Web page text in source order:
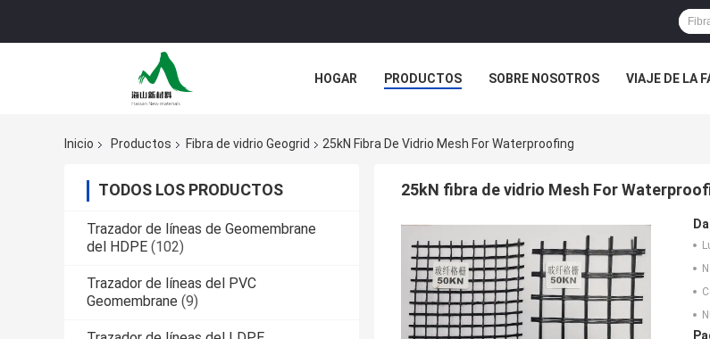
HOGAR PRODUCTOS SOBRE NOSOTROS VIAJE DE LA
Inicio
Productos Fibra de vidrio Geogrid 25kN Fibra De Vidrio Mesh For Waterproofing
TODOS LOS PRODUCTOS
Trazador de líneas de Geomembrane
del HDPE (102)
Trazador de líneas del PVC
Geomembrane (9)
25kN fibra de vidrio Mesh For